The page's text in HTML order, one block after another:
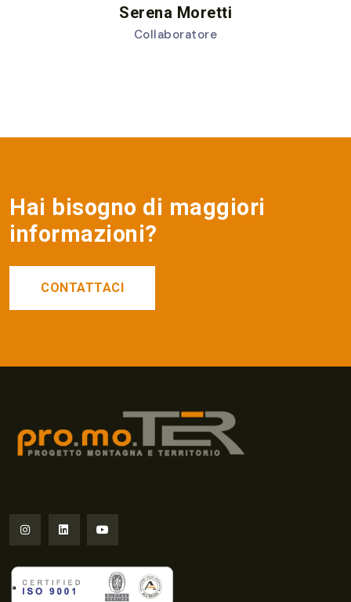
Serena Moretti
Collaboratore
Hai bisogno di maggiori
informazioni?
CONTATTACI